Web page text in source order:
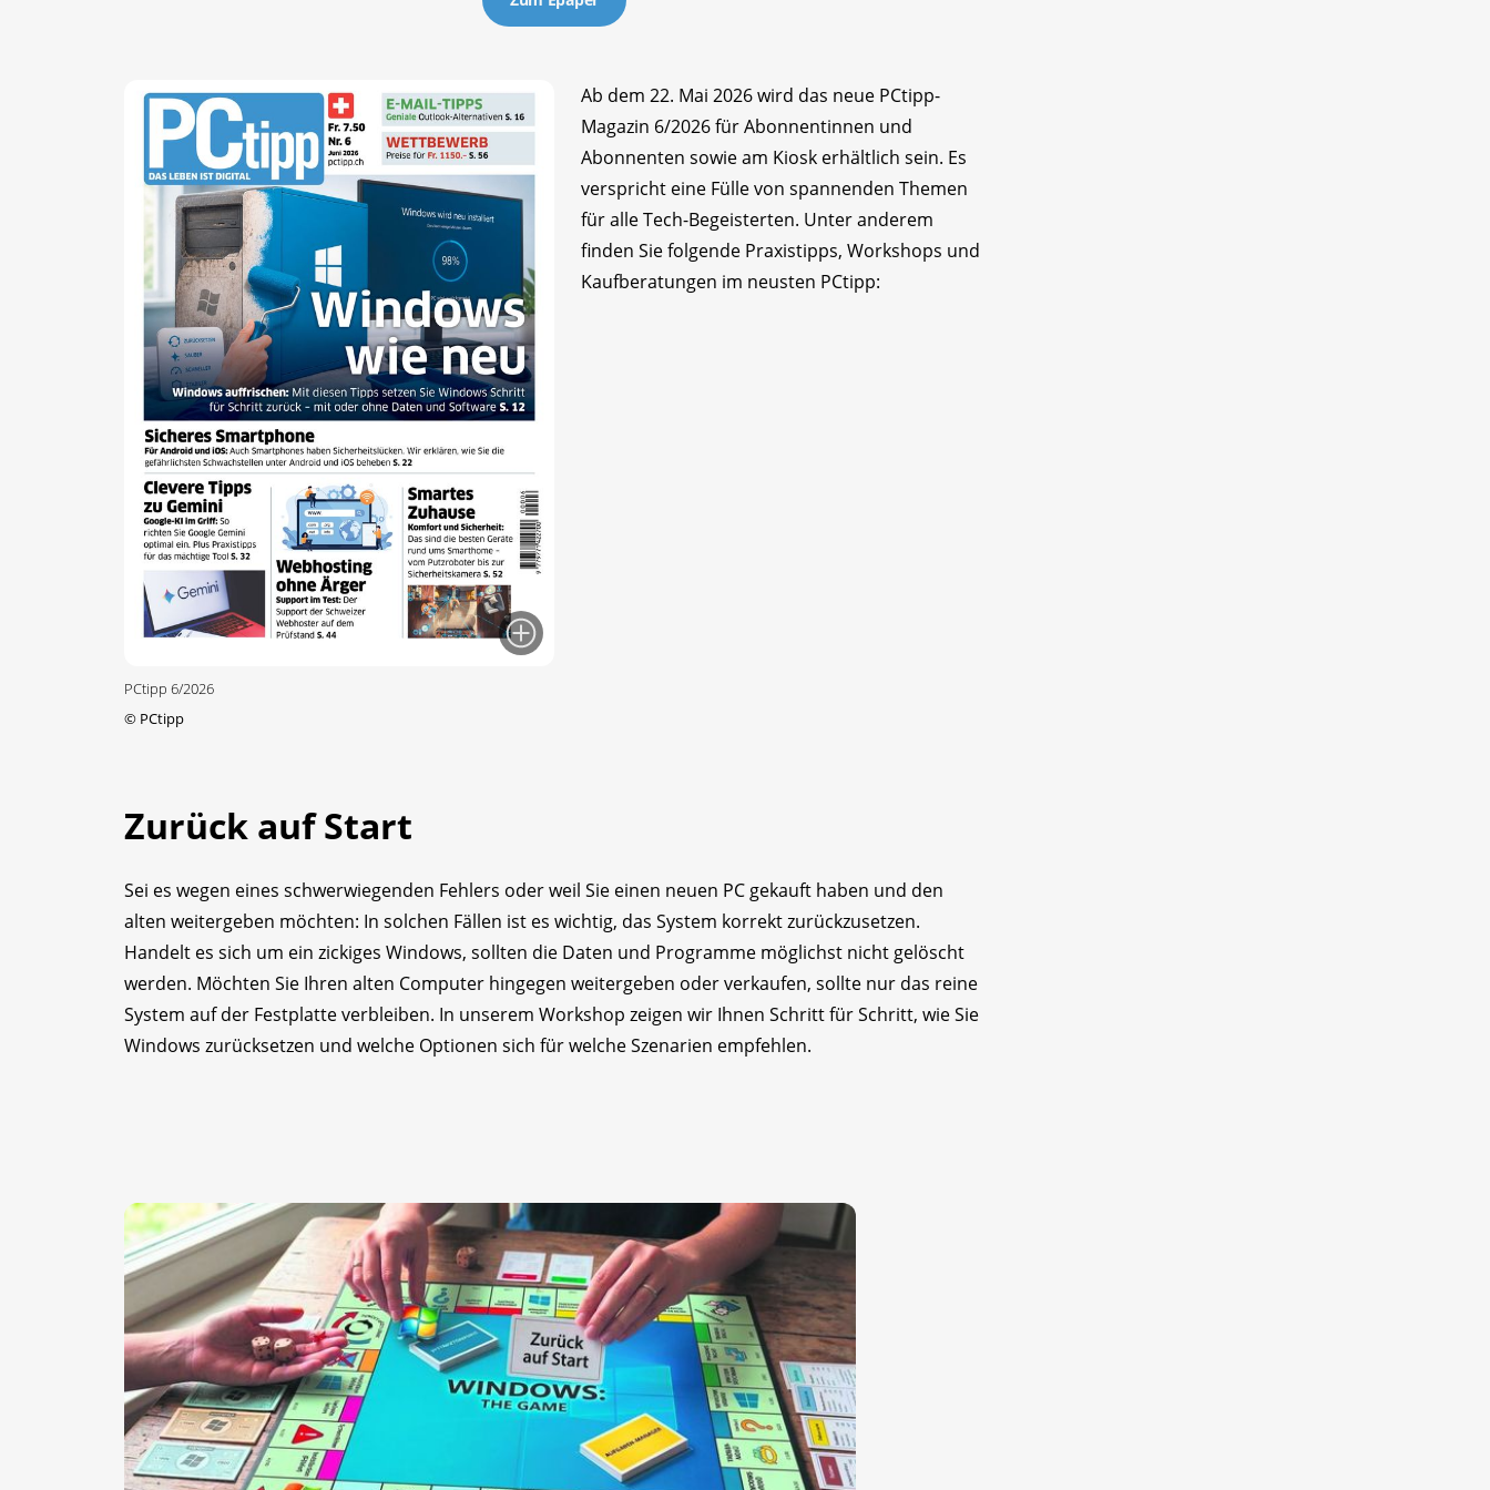
PCtipp 6/2026
© PCtipp
Ab dem 22. Mai 2026 wird das neue PCtipp-
Magazin 6/2026 für Abonnentinnen und
Abonnenten sowie am Kiosk erhältlich sein. Es
verspricht eine Fülle von spannenden Themen
für alle Tech-Begeisterten. Unter anderem
finden Sie folgende Praxistipps, Workshops und
Kaufberatungen im neusten PCtipp:
Zurück auf Start
Sei es wegen eines schwerwiegenden Fehlers oder weil Sie einen neuen PC gekauft haben und den
alten weitergeben möchten: In solchen Fällen ist es wichtig, das System korrekt zurückzusetzen.
Handelt es sich um ein zickiges Windows, sollten die Daten und Programme möglichst nicht gelöscht
werden. Möchten Sie Ihren alten Computer hingegen weitergeben oder verkaufen, sollte nur das reine
System auf der Festplatte verbleiben. In unserem Workshop zeigen wir Ihnen Schritt für Schritt, wie Sie
Windows zurücksetzen und welche Optionen sich für welche Szenarien empfehlen.